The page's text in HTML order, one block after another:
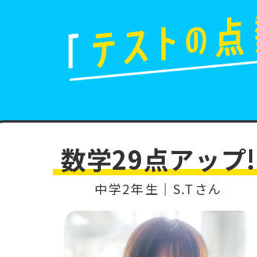
数学29点アップ!
中学2年生 S.Tさん